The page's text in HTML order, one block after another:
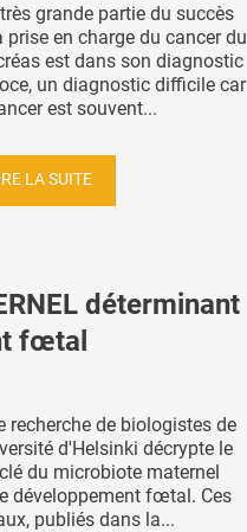
grande partie du succès
prise en charge du cancer du
est dans son diagnostic
un diagnostic difficile car
est souvent...
LA SUITE
déterminant
fœtal
recherche de biologistes de
d'Helsinki décrypte le
du microbiote maternel
développement fœtal. Ces
publiés dans la...